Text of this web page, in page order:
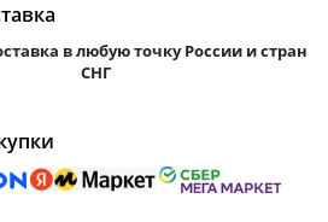
в любую точку России и стран
СНГ